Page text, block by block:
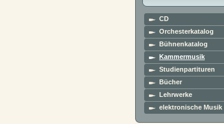
CD
Orchesterkatalog
Bühnenkatalog
Kammermusik
Studienpartituren
Bücher
Lehrwerke
elektronische Musik